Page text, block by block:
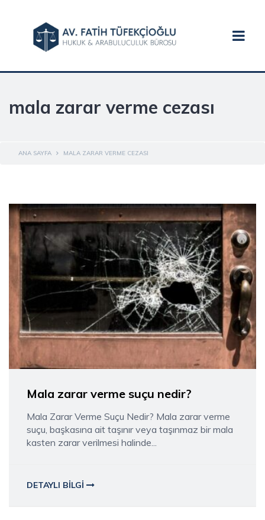
mala zarar verme cezası
ANA SAYFA MALA ZARAR VERME CEZASI
Mala zarar verme suçu nedir?
Mala Zarar Verme Suçu Nedir? Mala zarar verme
suçu, başkasına ait taşınır veya taşınmaz bir mala
kasten zarar verilmesi halinde...
DETAYLI BILGI